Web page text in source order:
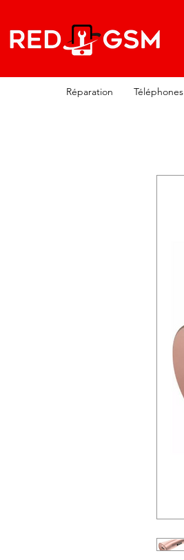
Réparation Téléphones